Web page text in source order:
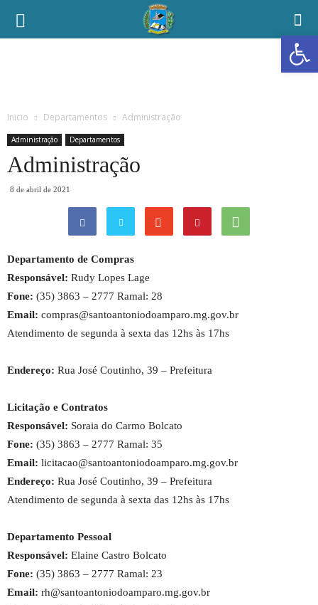
Abrir a
Inicio Departamentos Administração
Administração Departamentos
Administração
8 de abril de 2021
Departamento de Compras
Responsável: Rudy Lopes Lage
Fone: (35) 3863 – 2777 Ramal: 28
Email: compras@santoantoniodoamparo.mg.gov.br
Atendimento de segunda à sexta das 12hs às 17hs
Endereço: Rua José Coutinho, 39 – Prefeitura
Licitação e Contratos
Responsável: Soraia do Carmo Bolcato
Fone: (35) 3863 – 2777 Ramal: 35
Email: licitacao@santoantoniodoamparo.mg.gov.br
Endereço: Rua José Coutinho, 39 – Prefeitura
Atendimento de segunda à sexta das 12hs às 17hs
Departamento Pessoal
Responsável: Elaine Castro Bolcato
Fone: (35) 3863 – 2777 Ramal: 23
Email: rh@santoantoniodoamparo.mg.gov.br